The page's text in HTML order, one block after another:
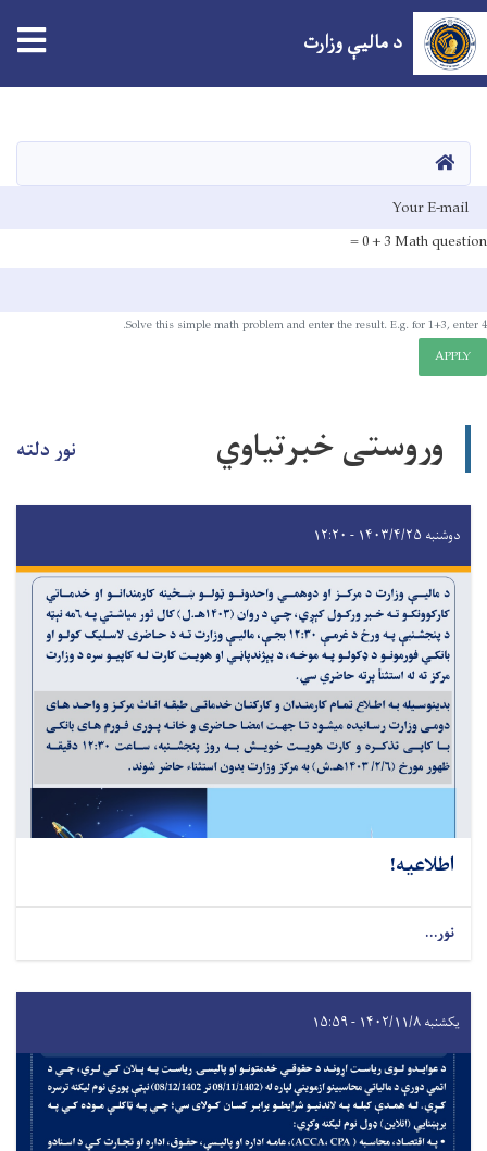
د مالیې وزارت
HOME
E-mail
Math question
3 + 0 =
Solve this simple math problem and enter the result. E.g. for 1+3, enter 4.
APPLY
وروستی خبرتیاوي نور دلته
دوشنبه ۱۴۰۳/۴/۲۵ - ۱۲:۲۰
اطلاعیه!
نور...
یکشنبه ۱۴۰۲/۱۱/۸ - ۱۵:۵۹